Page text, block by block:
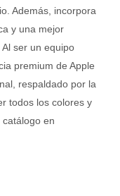
Además, incorpora
y una mejor
ser un equipo
premium de Apple
respaldado por la
todos los colores y
en